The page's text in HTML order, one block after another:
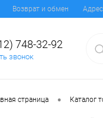
Возврат и обмен
748-32-92
звонок
страница • Каталог